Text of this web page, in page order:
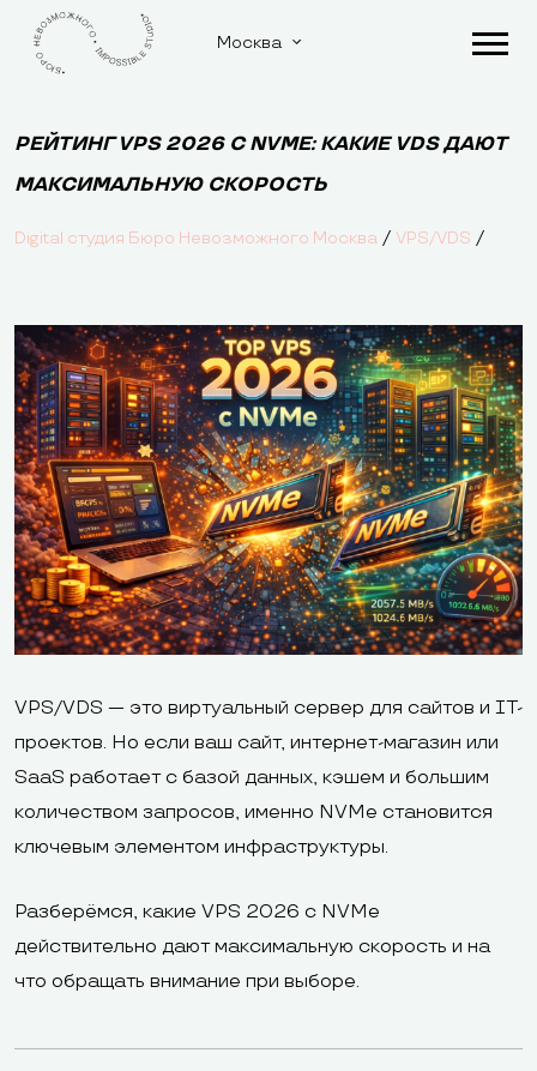
Москва
РЕЙТИНГ VPS 2026 С NVME: КАКИЕ VDS ДАЮТ
МАКСИМАЛЬНУЮ СКОРОСТЬ
Digital студия Бюро Невозможного Москва / VPS/VDS /
VPS/VDS — это виртуальный сервер для сайтов и IT-
проектов. Но если ваш сайт, интернет-магазин или
SaaS работает с базой данных, кэшем и большим
количеством запросов, именно NVMe становится
ключевым элементом инфраструктуры.
Разберёмся, какие VPS 2026 с NVMe
действительно дают максимальную скорость и на
что обращать внимание при выборе.